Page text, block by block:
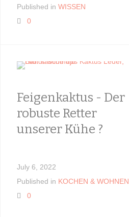
Published in WISSEN
0
Feigenkaktus - Der
robuste Retter
unserer Kühe ?
July 6, 2022
Published in KOCHEN & WOHNEN
0